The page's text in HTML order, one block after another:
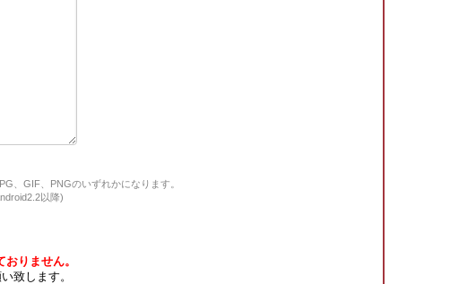
、GIF、PNGのいずれかになります。
以降)
りません。
致します。